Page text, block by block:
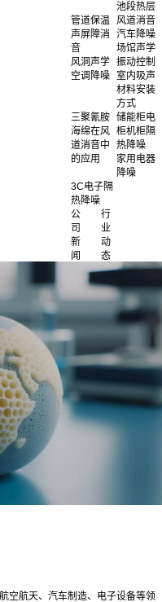
池段热层
管道保温
风道消音
声屏障消
音
汽车降噪
场馆声学
风洞声学 振动控制
空调降噪 室内吸声
材料安装
方式
三聚氰胺
海绵在风
道消音中
的应用
储能柜电
柜机柜隔
热降噪
家用电器
降噪
3C电子隔
热降噪
公
司
新
闻
行
业
动
态
空航天、汽车制造、电子设备等领